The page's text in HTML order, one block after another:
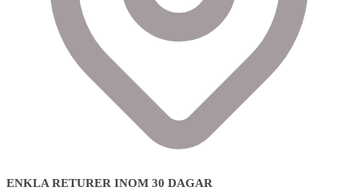
ENKLA RETURER INOM 30 DAGAR